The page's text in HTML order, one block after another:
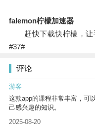
falemon柠檬加速器
赶快下载快柠檬，让
#37#
评论
游客
这款app的课程非常丰富，可
己感兴趣的知识。
2025-08-20